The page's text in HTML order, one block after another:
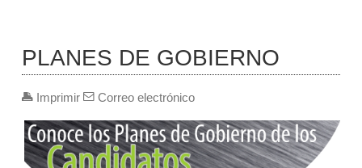
PLANES DE GOBIERNO
Imprimir Correo electrónico